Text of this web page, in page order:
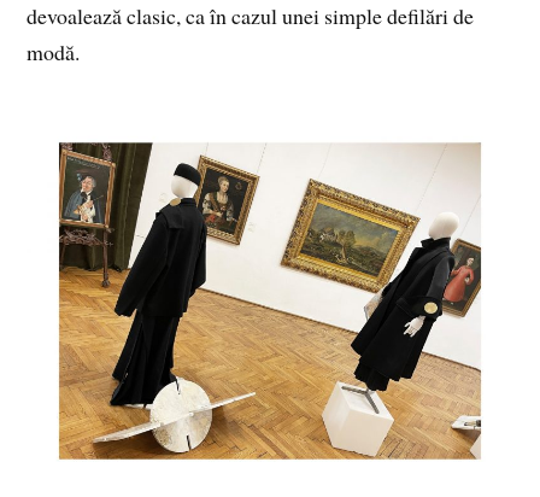
devoalează clasic, ca în cazul unei simple defilări de
modă.